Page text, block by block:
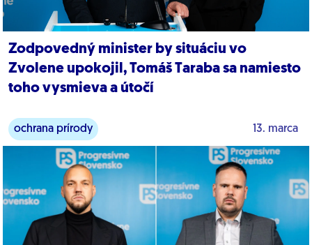
Zodpovedný minister by situáciu vo
Zvolene upokojil, Tomáš Taraba sa namiesto
toho vysmieva a útočí
ochrana prírody 13. marca